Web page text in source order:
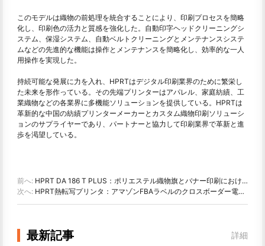
このモデルは織物の前処理を統合することにより、印刷プロセスを簡略
化し、印刷色の活力と質感を強化した。自動印字ヘッドクリーニングシ
ステム、保湿システム、自動ベルトクリーニングとメンテナンスシステ
ムなどの先進的な機能は操作とメンテナンスを簡略化し、効率的な一人
用操作を実現した。
持続可能な発展に力を入れ、HPRTはデジタル印刷業界のために繁栄し
た未来を形作っている。その先端プリンターはアパレル、家庭紡績、工
業織物などの各業界に多機能ソリューションを提供している。HPRTは
革新的な中国の紡績プリンターメーカーとカスタム織物印刷ソリューシ
ョンのサプライヤーであり、パートナーと協力して印刷業界で革新と進
歩を渇望している。
前へ: HPRT DA 186 T PLUS：ポリエステル織物旗とバナー印刷における最高の旗印刷機
次へ: HPRT熱転写プリンタ：アマゾンFBAラベルのクロスボーダー電子商取引選択
最新記事 詳細